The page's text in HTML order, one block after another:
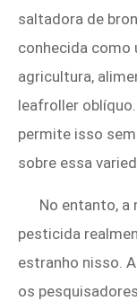
saltadora de
conhecida como
agricultura,
leafroller
permite isso
sobre essa
No entanto, a
pesticida
estranho nisso.
os